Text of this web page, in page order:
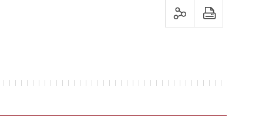
sns 공유하기 프린트하기